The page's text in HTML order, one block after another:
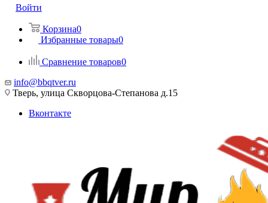
Войти
Корзина0
Избранные товары0
Сравнение товаров0
info@bbqtver.ru
Тверь, улица Скворцова-Степанова д.15
Вконтакте